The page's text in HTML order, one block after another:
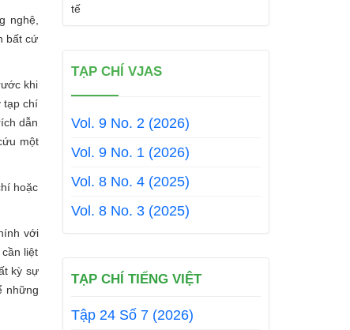
nghệ,
bất cứ
khi
tạp chí
dẫn
một
hoặc
với
liệt
kỳ sự
những
tế
TẠP CHÍ VJAS
Vol. 9 No. 2 (2026)
Vol. 9 No. 1 (2026)
Vol. 8 No. 4 (2025)
Vol. 8 No. 3 (2025)
TẠP CHÍ TIẾNG VIỆT
Tập 24 Số 7 (2026)